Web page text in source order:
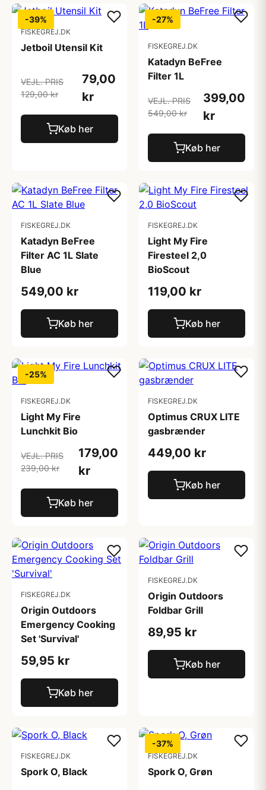
-39%
FISKEGREJ.DK
Jetboil Utensil Kit
VEJL. PRIS
129,00 kr
79,00
kr
Køb her
-27%
FISKEGREJ.DK
Katadyn BeFree
Filter 1L
VEJL. PRIS
549,00 kr
399,00
kr
Køb her
FISKEGREJ.DK
Katadyn BeFree
Filter AC 1L Slate
Blue
549,00 kr
Køb her
FISKEGREJ.DK
Light My Fire
Firesteel 2,0
BioScout
119,00 kr
Køb her
-25%
FISKEGREJ.DK
Light My Fire
Lunchkit Bio
VEJL. PRIS
239,00 kr
179,00
kr
Køb her
FISKEGREJ.DK
Optimus CRUX LITE
gasbrænder
449,00 kr
Køb her
FISKEGREJ.DK
Origin Outdoors
Emergency Cooking
Set 'Survival'
59,95 kr
Køb her
FISKEGREJ.DK
Origin Outdoors
Foldbar Grill
89,95 kr
Køb her
FISKEGREJ.DK
Spork O, Black
-37%
FISKEGREJ.DK
Spork O, Grøn